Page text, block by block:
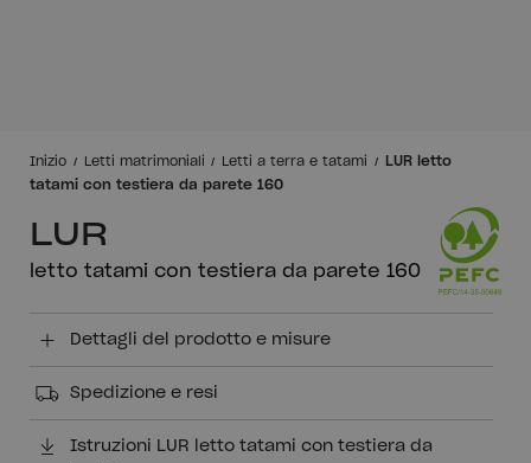
Inizio Letti matrimoniali Letti a terra e tatami
LUR letto
tatami con testiera da parete 160
LUR
letto tatami con testiera da parete 160
Dettagli del prodotto e misure
Spedizione e resi
Istruzioni LUR letto tatami con testiera da